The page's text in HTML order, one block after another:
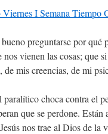
Viernes I Semana Tiempo
preguntarse por
nos vienen las cosas; que
de mis creencias, de mi
choca contra el
que se perdone.
nos trae al Dios de la